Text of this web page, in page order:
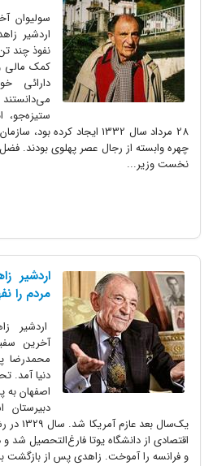
سولیوان
اردشیر
نفوذ چند تن
کمک مالی و
دارائی
ستیزه‌جو،
28 مرداد سال 1332 ایجاد کرده
چهره وابسته از رجال عصر پهلوی بودند. فضل
نخست وزیر...
اردشیر
مردم را
اردشیر
آخرین
دنیا آمد.
دبیرستان
یک‌سال بعد
اقتصادی از دانشگاه یوتا فارغ‌التحصیل شد و
و فرانسه را آموخت. زاهدی پس از بازگشت